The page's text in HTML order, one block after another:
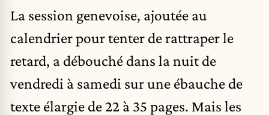
La session genevoise, ajoutée au
calendrier pour tenter de rattraper le
retard, a débouché dans la nuit de
vendredi à samedi sur une ébauche de
texte élargie de 22 à 35 pages. Mais les